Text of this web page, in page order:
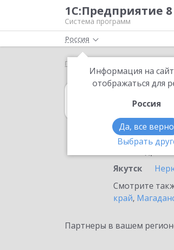
1С:Предприятие 8
Система программ
Россия
Информация на
отображаться для
Россия
Да, все верно
Выбрать
Главная
в
Якутск
Смотрите
край,
Партнеры в вашем